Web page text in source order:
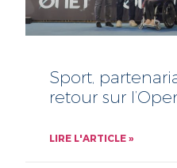
Sport,
retour sur
LIRE L'ARTICLE »